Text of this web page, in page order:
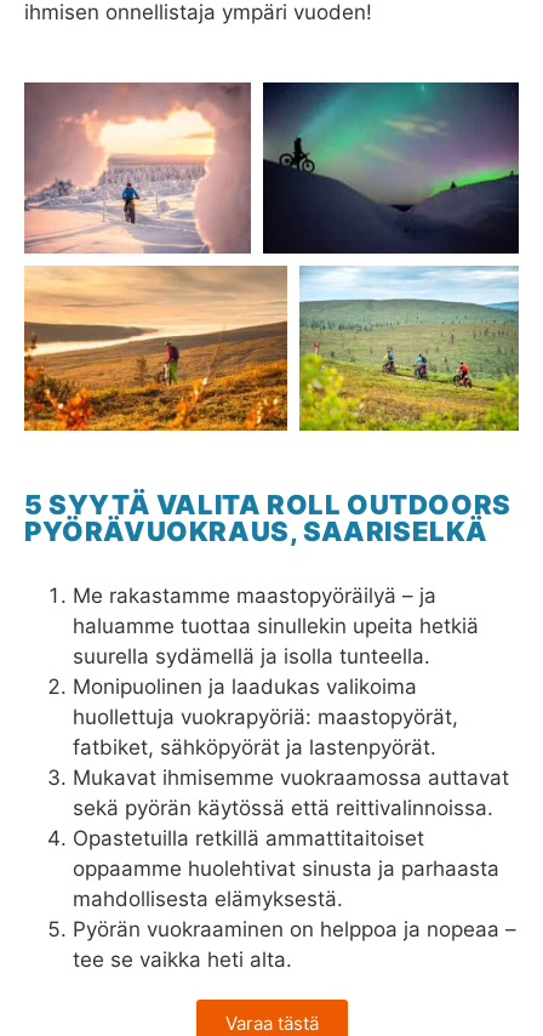
ihmisen onnellistaja ympäri vuoden!
5 SYYTÄ VALITA ROLL OUTDOORS
PYÖRÄVUOKRAUS, SAARISELKÄ
Me rakastamme maastopyöräilyä – ja
haluamme tuottaa sinullekin upeita hetkiä
suurella sydämellä ja isolla tunteella.
Monipuolinen ja laadukas valikoima
huollettuja vuokrapyöriä: maastopyörät,
fatbiket, sähköpyörät ja lastenpyörät.
Mukavat ihmisemme vuokraamossa auttavat
sekä pyörän käytössä että reittivalinnoissa.
Opastetuilla retkillä ammattitaitoiset
oppaamme huolehtivat sinusta ja parhaasta
mahdollisesta elämyksestä.
Pyörän vuokraaminen on helppoa ja nopeaa –
tee se vaikka heti alta.
Varaa tästä